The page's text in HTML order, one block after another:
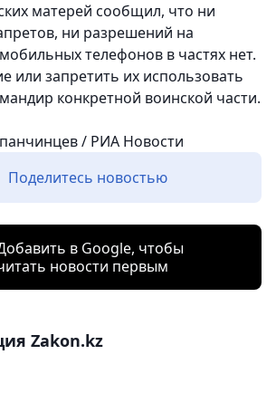
матерей сообщил, что ни
ни разрешений на
телефонов в частях нет.
или запретить их использовать
конкретной воинской части.
/ РИА Новости
Поделитесь новостью
в Google, чтобы
новости первым
Zakon.kz